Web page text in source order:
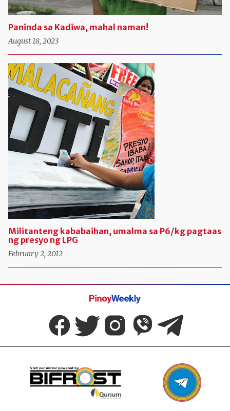
Paninda sa Kadiwa, mahal naman!
August 18, 2023
Militanteng kababaihan, umalma sa P6/kg pagtaas
ng presyo ng LPG
February 2, 2012
Pinoy
Weekly